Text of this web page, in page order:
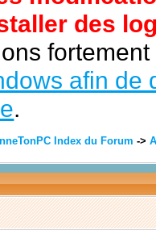
des
afin de
.
Index du Forum ->